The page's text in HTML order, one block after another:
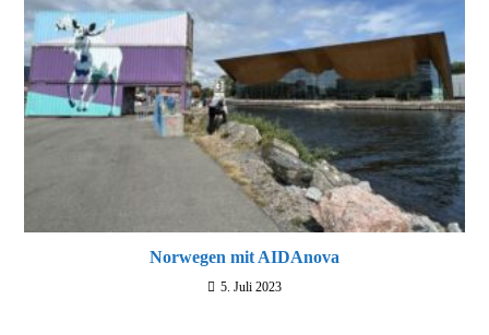
Norwegen mit AIDAnova
5. Juli 2023